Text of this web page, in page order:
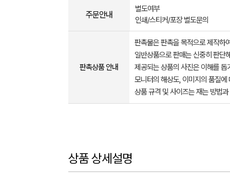
주문안내
별도여부
인쇄/스티커/포장 별도문의
판촉상품 안내
판촉물은 판촉을 목적으로 제작하
일반상품으로 판매는 신중히 판단
제공되는 상품의 사진은 이해를
모니터의 해상도, 이미지의 품질
상품 규격 및 사이즈는 재는 방법
상품 상세설명